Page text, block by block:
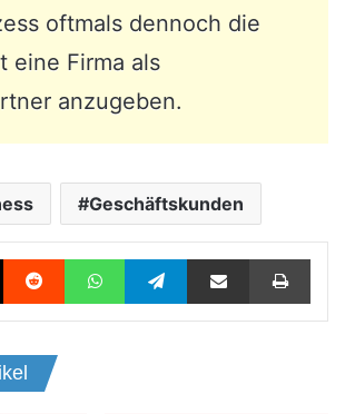
oftmals dennoch die
eine Firma als
anzugeben.
Geschäftskunden
X Reddit WhatsApp Telegram Teile per E-Mail